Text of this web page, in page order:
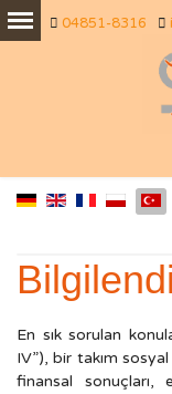
04851-8316
En sık sorulan
IV”), bir takım
finansal sonuçları,